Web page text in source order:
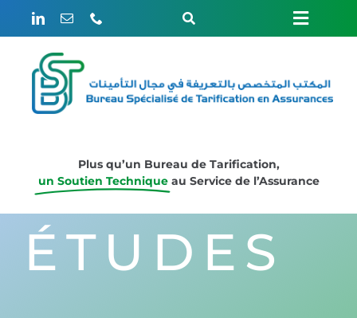
Passer
contenu
Toggle
Rechercher:
Weglot switcher
Toggle
ACCUEIL
ÉTUDES
ACTUARIAT
Plus qu’un Bureau de Tarification,
un Soutien Technique au Service de l’Assurance
ÉTUDES